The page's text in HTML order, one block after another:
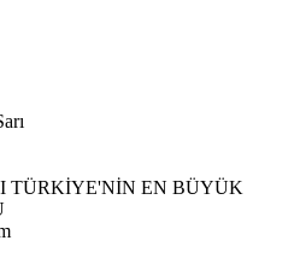
TÜRKİYE'NİN EN BÜYÜK